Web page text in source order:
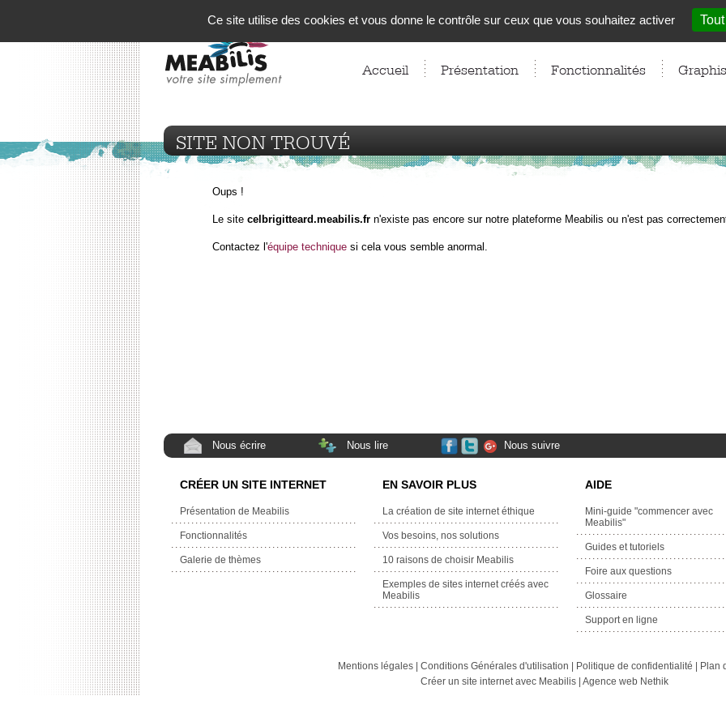
Accueil Présentation Fonctionnalités
SITE NON TROUVÉ
Oups !
Le site celbrigitteard.meabilis.fr n'existe pas encore sur notre plateforme Meabilis ou n'est pas
Contactez l'équipe technique si cela vous semble anormal.
Nous écrire Nous lire Nous suivre
CRÉER UN SITE INTERNET
Présentation de Meabilis
Fonctionnalités
Galerie de thèmes
EN SAVOIR PLUS
La création de site internet éthique
Vos besoins, nos solutions
10 raisons de choisir Meabilis
Exemples de sites internet créés avec
Meabilis
AIDE
Mini-guide "commencer avec
Meabilis"
Guides et tutoriels
Foire aux questions
Glossaire
Support en ligne
Mentions légales| Conditions Générales d'utilisation Politique de confidentialité
Plan
Créer un site internet avec Meabilis Agence web Nethik
Ce site utilise des cookies et vous donne le contrôle sur ceux que vous souhaitez activer